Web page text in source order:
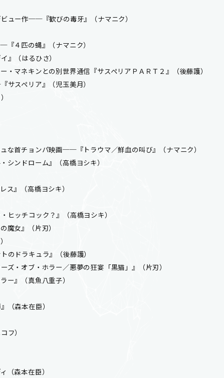
ュー作──『歓びの毒牙』（ナマニク）
４匹の蝿』（ナマニク）
（はるひさ）
マネキンとの別世界通信『サスペリアＰＡＲＴ２』（後藤護）
スペリア』（児玉美月）
な首チョンパ映画──『トラウマ／鮮血の叫び』（ナマニク）
ンドローム』（高橋ヨシキ）
』（高橋ヨシキ）
ッチコック？』（高橋ヨシキ）
女』（片刃）
ドラキュラ』（後藤護）
・オブ・ホラー／悪夢の狂宴「黒猫」』（片刃）
ー』（真魚八重子）
（森本在臣）
フ）
森本在臣）